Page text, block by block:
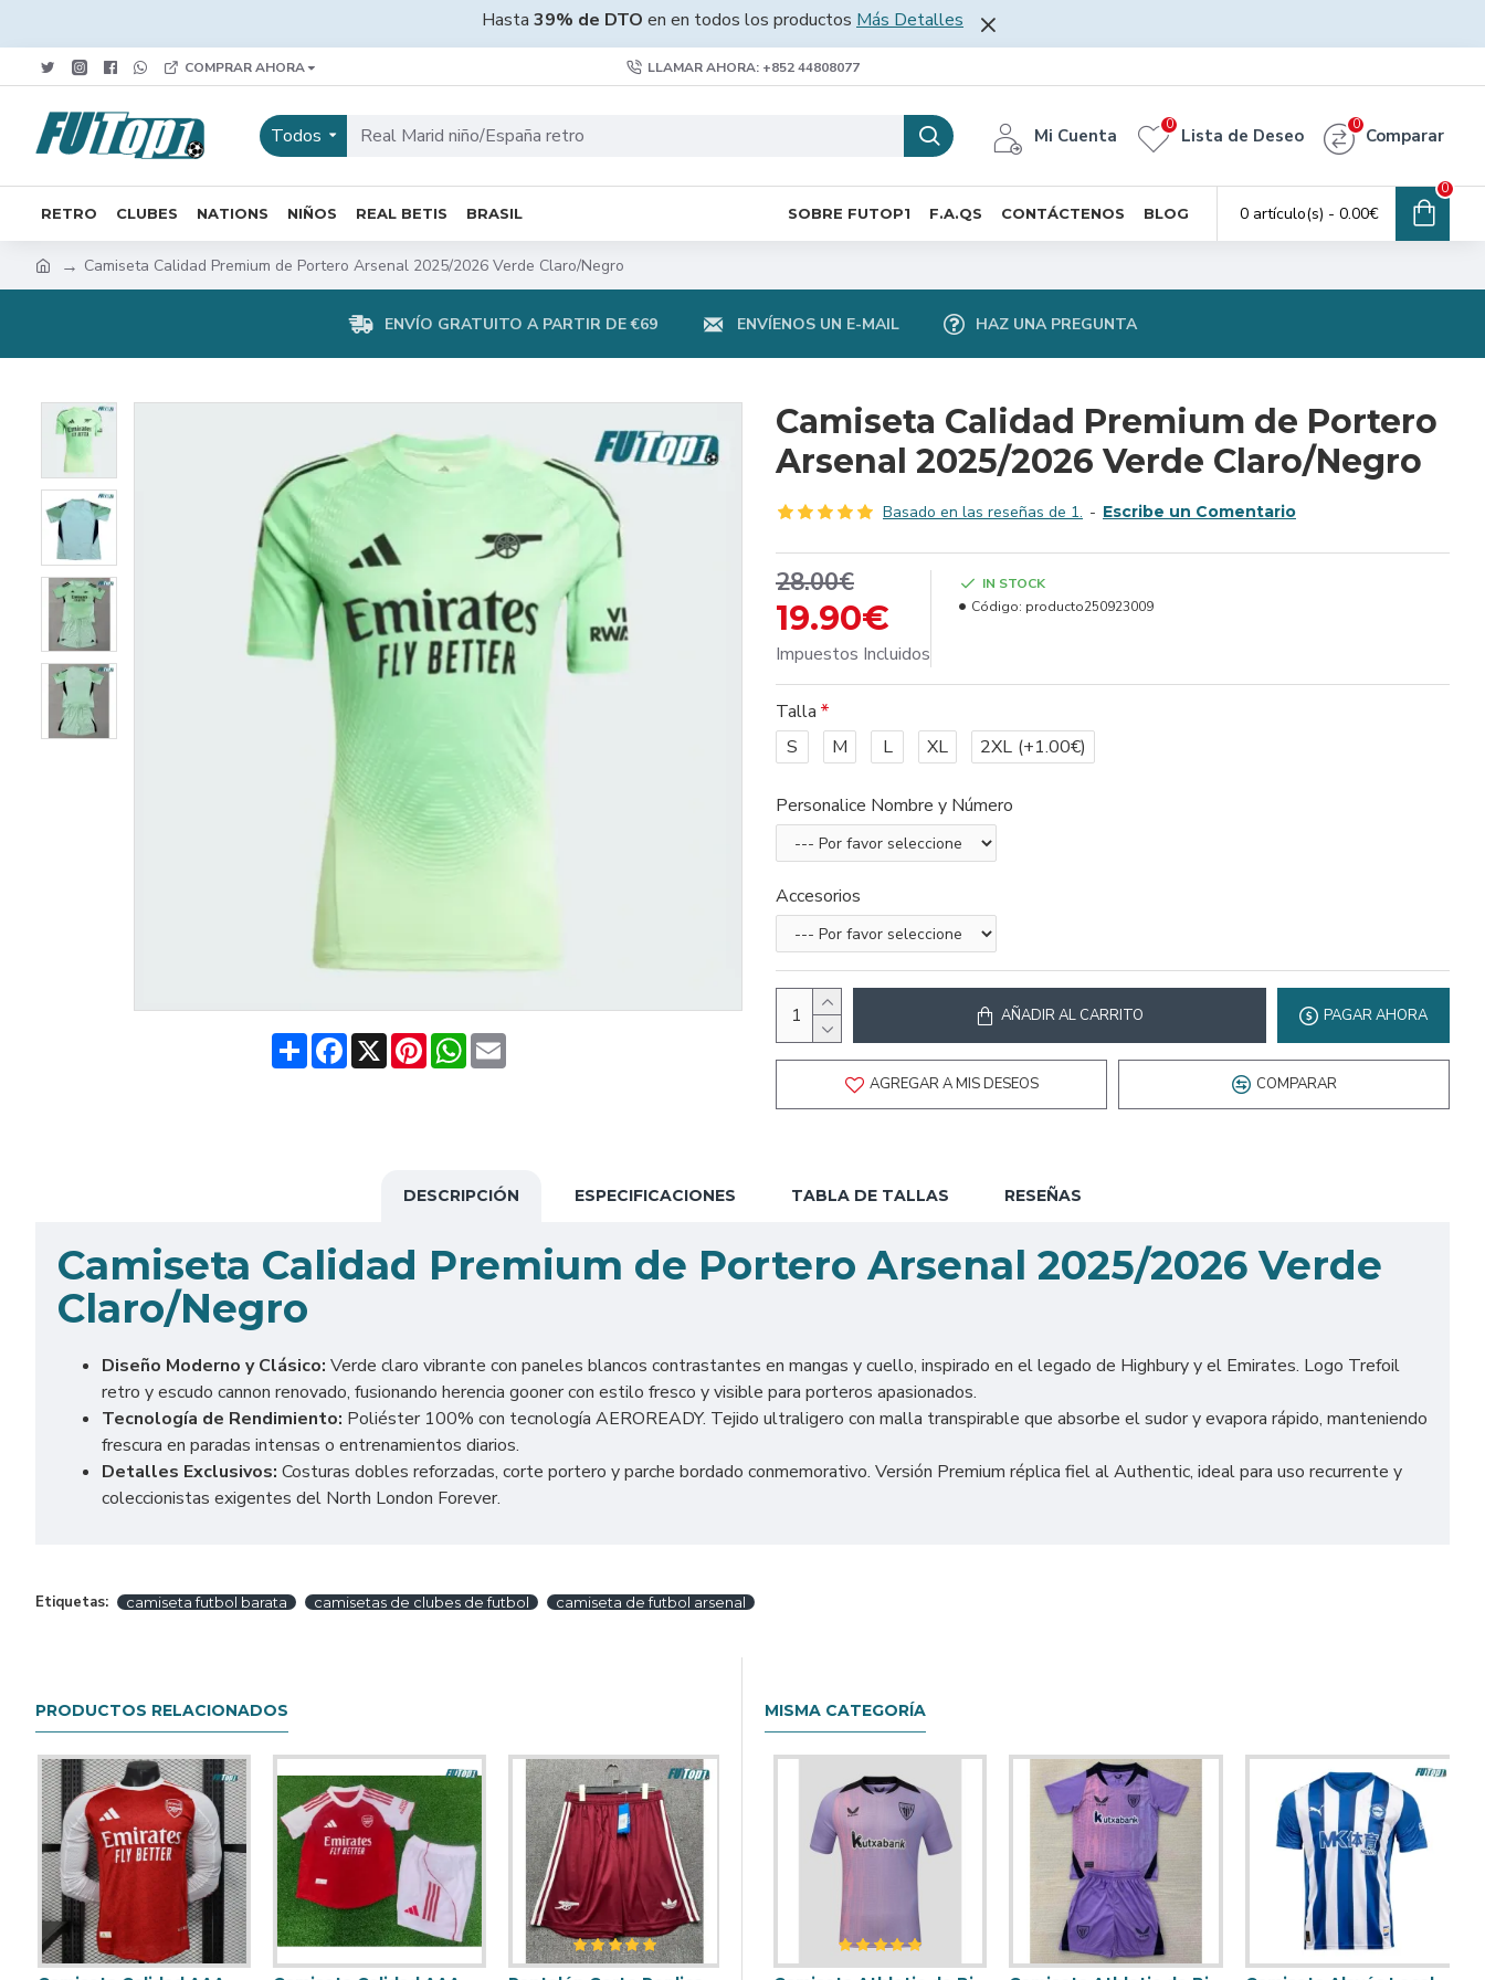
Hasta 39% de DTO en en todos los productos Más Detalles
COMPRAR AHORA LLAMAR AHORA: +852 44808077
Todos Mi Cuenta Lista de Deseo
0
Comparar
0
RETRO CLUBES NATIONS NIÑOS REAL BETIS BRASIL SOBRE FUTOP1 F.A.QS CONTÁCTENOS BLOG 0 artículo(s) - 0.00€
0
Camiseta Calidad Premium de Portero Arsenal 2025/2026 Verde Claro/Negro
ENVÍO GRATUITO A PARTIR DE €69 ENVÍENOS UN E-MAIL HAZ UNA PREGUNTA
ShareFacebook
X PinterestWhatsApp
Email
Camiseta Calidad Premium de Portero
Arsenal 2025/2026 Verde Claro/Negro
Basado en las reseñas de 1. - Escribe un Comentario
19.90€
28.00€
Impuestos Incluidos
IN STOCK
Código: producto250923009
Talla
S
M L XL 2XL (+1.00€)
Personalice Nombre y Número
Accesorios
AÑADIR AL CARRITO PAGAR AHORA
AGREGAR A MIS DESEOS COMPARAR
DESCRIPCIÓN ESPECIFICACIONES TABLA DE TALLAS RESEÑAS
Camiseta Calidad Premium de Portero Arsenal 2025/2026 Verde
Claro/Negro
Diseño Moderno y Clásico: Verde claro vibrante con paneles blancos contrastantes en mangas y cuello, inspirado en el legado de Highbury y el Emirates. Logo Trefoil
retro y escudo cannon renovado, fusionando herencia gooner con estilo fresco y visible para porteros apasionados.
Tecnología de Rendimiento: Poliéster 100% con tecnología AEROREADY. Tejido ultraligero con malla transpirable que absorbe el sudor y evapora rápido, manteniendo
frescura en paradas intensas o entrenamientos diarios.
Detalles Exclusivos: Costuras dobles reforzadas, corte portero y parche bordado conmemorativo. Versión Premium réplica fiel al Authentic, ideal para uso recurrente y
coleccionistas exigentes del North London Forever.
Etiquetas: camiseta futbol barata camisetas de clubes de futbol camiseta de futbol arsenal
PRODUCTOS RELACIONADOS MISMA CATEGORÍA